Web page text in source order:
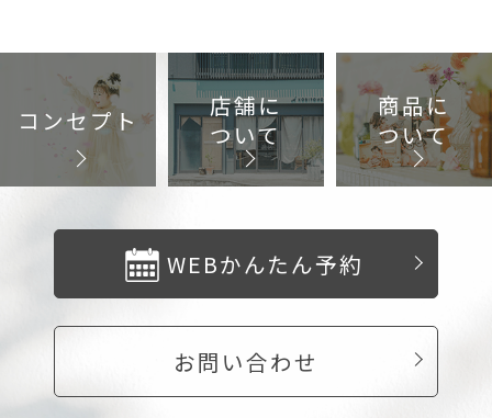
コンセプト
店舗に
ついて
商品に
ついて
お問い合わせ
WEBかんたん予約